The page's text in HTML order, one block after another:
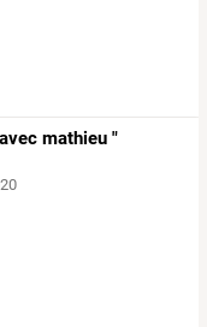
mathieu "